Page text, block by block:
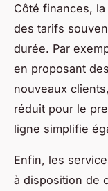
Côté finances,
des tarifs
durée. Par
en proposant
nouveaux
réduit pour le
ligne simplifie
Enfin, les
à disposition de